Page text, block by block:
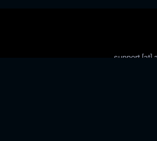
support [at]